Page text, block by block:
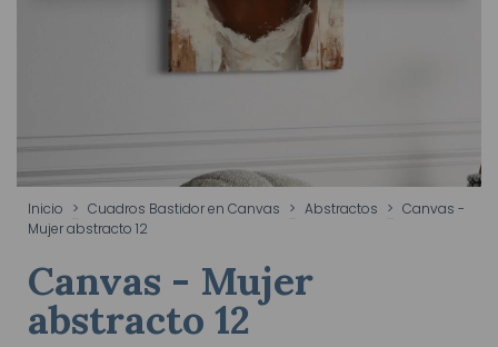
Inicio > Cuadros Bastidor en Canvas > Abstractos > Canvas -
Mujer abstracto 12
Canvas - Mujer
abstracto 12